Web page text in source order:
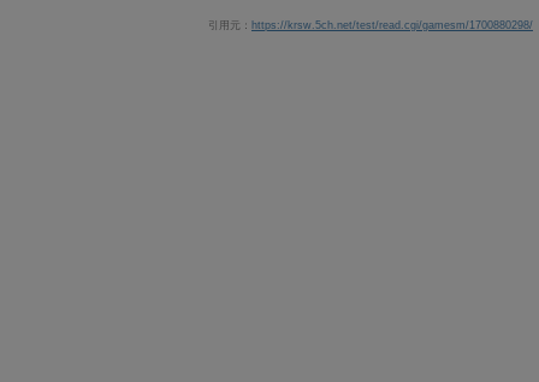
引用元： https://krsw.5ch.net/test/read.cgi/gamesm/1700880298/